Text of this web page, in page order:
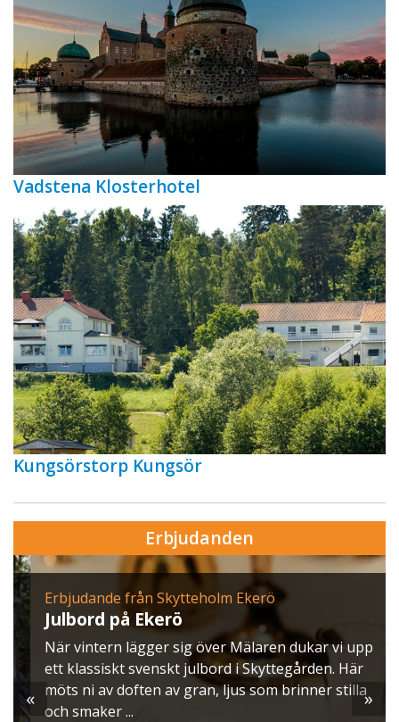
Vadstena Klosterhotel
Kungsörstorp Kungsör
Erbjudanden
Erbjudande från Skytteholm Ekerö
Julbord på Ekerö
När vintern lägger sig över Mälaren dukar vi upp
ett klassiskt svenskt julbord i Skyttegården. Här
möts ni av doften av gran, ljus som brinner stilla
och smaker ...
« »